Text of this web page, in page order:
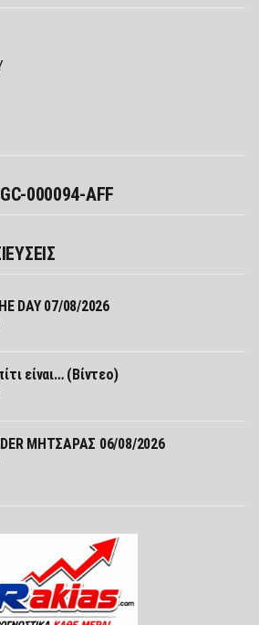
000094-AFF
DAY 07/08/2026
είναι… (Βίντεο)
ΜΗΤΣΑΡΑΣ 06/08/2026